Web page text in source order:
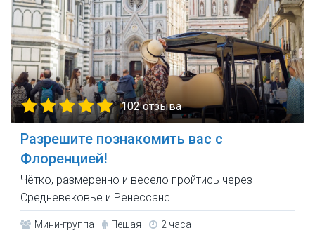
102 отзыва
Разрешите познакомить вас с
Флоренцией!
Чётко, размеренно и весело пройтись через
Средневековье и Ренессанс.
Мини-группа Пешая 2 часа